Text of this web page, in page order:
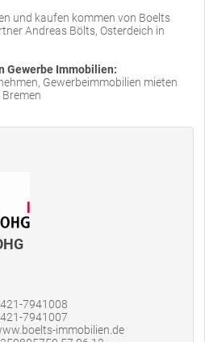
und kaufen kommen von Boelts
Andreas Bölts, Osterdeich in
Gewerbe Immobilien:
Gewerbeimmobilien mieten
7941008
7941007
immobilien.de